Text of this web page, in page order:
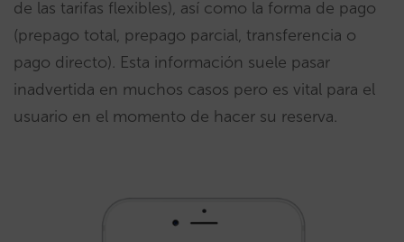
de las tarifas flexibles), así como la forma de pago
(prepago total, prepago parcial, transferencia o
pago directo). Esta información suele pasar
inadvertida en muchos casos pero es vital para el
usuario en el momento de hacer su reserva.